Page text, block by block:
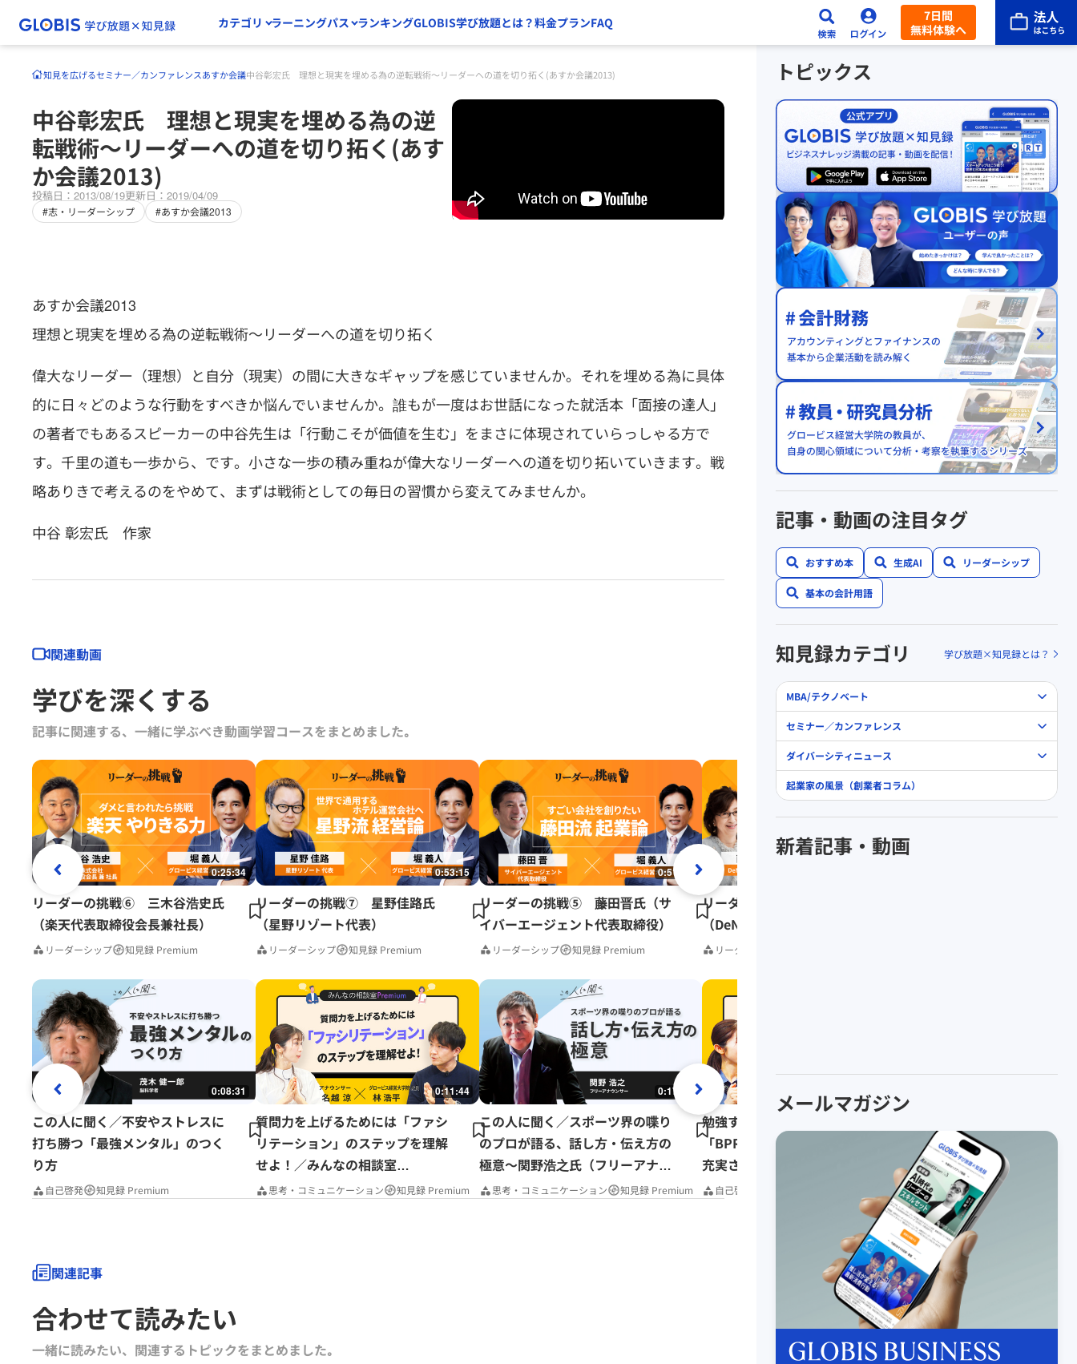
カテゴリ ラーニングパス ランキングGLOBIS学び放題とは？料金プランFAQ
7日間
無料体験へ
知見を広げるセミナー／カンファレンスあすか会議中谷彰宏氏 理想と現実を埋める為の逆転戦術～リーダーへの道を切り拓く(あすか会議2013)
中谷彰宏氏 理想と現実を埋める為の逆
転戦術～リーダーへの道を切り拓く(あす
か会議2013)
投稿日：2013/08/19更新日：2019/04/09
#志・リーダーシップ #あすか会議2013
あすか会議2013
理想と現実を埋める為の逆転戦術～リーダーへの道を切り拓く
偉大なリーダー（理想）と自分（現実）の間に大きなギャップを感じていませんか。それを埋める為に具体
的に日々どのような行動をすべきか悩んでいませんか。誰もが一度はお世話になった就活本「面接の達人」
の著者でもあるスピーカーの中谷先生は「行動こそが価値を生む」をまさに体現されていらっしゃる方で
す。千里の道も一歩から、です。小さな一歩の積み重ねが偉大なリーダーへの道を切り拓いていきます。戦
略ありきで考えるのをやめて、まずは戦術としての毎日の習慣から変えてみませんか。
中谷 彰宏氏 作家
関連動画
学びを深くする
記事に関連する、一緒に学ぶべき動画学習コースをまとめました｡
0:25:34
リーダーの挑戦⑥ 三木谷浩史氏
（楽天代表取締役会長兼社長）
リーダーシップ 知見録 Premium
0:53:15
リーダーの挑戦⑦ 星野佳路氏
（星野リゾート代表）
リーダーシップ 知見録 Premium
0:51:41
リーダーの挑戦⑤ 藤田晋氏（サ
イバーエージェント代表取締役）
リーダーシップ 知見録 Premium
リーダーの挑戦⑨ 南場智子氏
（DeNA会長）
リーダーシップ
0:08:31
この人に聞く／不安やストレスに
打ち勝つ「最強メンタル」のつく
り方
自己啓発 知見録 Premium
0:11:44
質問力を上げるためには「ファシ
リテーション」のステップを理解
せよ！／みんなの相談室
Premium
思考・コミュニケーション 知見録 Premium
0:17:37
この人に聞く／スポーツ界の喋り
のプロが語る、話し方・伝え方の
極意～関野浩之氏（フリーアナウ
ンサー）
思考・コミュニケーション 知見録 Premium
勉強する習慣をつけたい人は
「BPR」で仕事もプライベートも
充実させよう／みんなの相談室
Premium
自己啓発
（楽天代表取締役会長兼
リーダーシップ
関連記事
合わせて読みたい
一緒に読みたい、関連するトピックをまとめました｡
トピックス
記事・動画の注目タグ
おすすめ本 生成AI リーダーシップ
基本の会計用語
知見録カテゴリ 学び放題×知見録とは？
MBA/テクノベート
セミナー／カンファレンス
ダイバーシティニュース
起業家の風景（創業者コラム）
新着記事・動画
メールマガジン